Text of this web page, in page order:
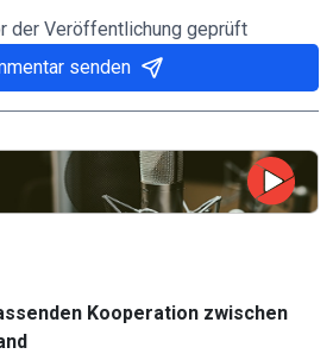
der Veröffentlichung geprüft
senden
Kooperation zwischen